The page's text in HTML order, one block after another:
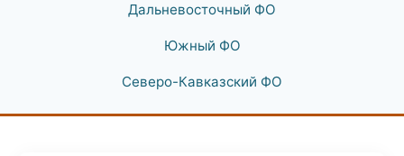
Дальневосточный ФО
Южный ФО
Северо-Кавказский ФО